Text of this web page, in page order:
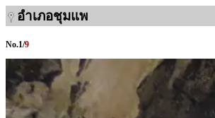
อำเภอชุมแพ
No.1/9